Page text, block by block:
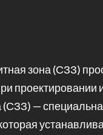
зона (СЗЗ)
проектировании
—